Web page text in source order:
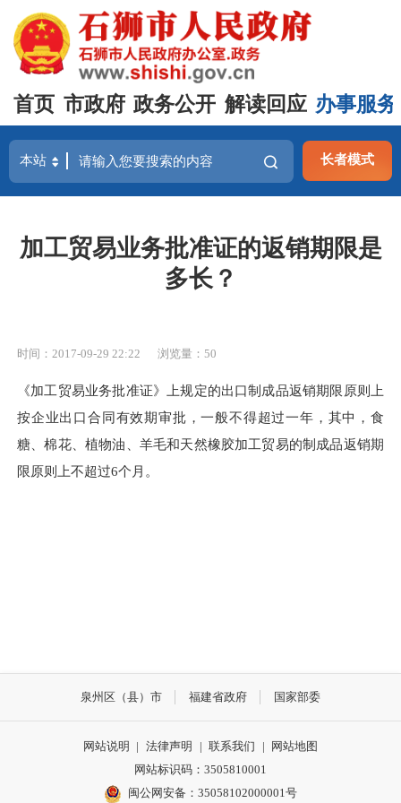
首页 市政府 政务公开 解读回应 办事服务
长者模式
加工贸易业务批准证的返销期限是
多长？
时间：2017-09-29 22:22 浏览量： 50
《加工贸易业务批准证》上规定的出口制成品返销期限原则上
按企业出口合同有效期审批，一般不得超过一年，其中，食
糖、棉花、植物油、羊毛和天然橡胶加工贸易的制成品返销期
限原则上不超过6个月。
泉州区（县）市 福建省政府 国家部委
网站说明 | 法律声明 | 联系我们 |
网站地图
网站标识码：3505810001
闽公网安备：35058102000001号